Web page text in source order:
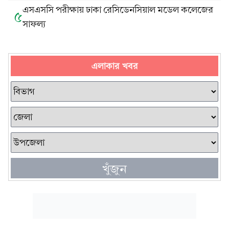
৫এসএসসি পরীক্ষায় ঢাকা রেসিডেনসিয়াল মডেল কলেজের
সাফল্য
এলাকার খবর
খুঁজুন